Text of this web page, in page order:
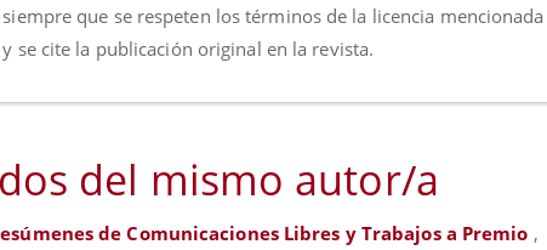
siempre que se respeten los términos de la licencia mencionada
y se cite la publicación original en la revista.
del mismo autor/a
de Comunicaciones Libres y Trabajos a Premio ,